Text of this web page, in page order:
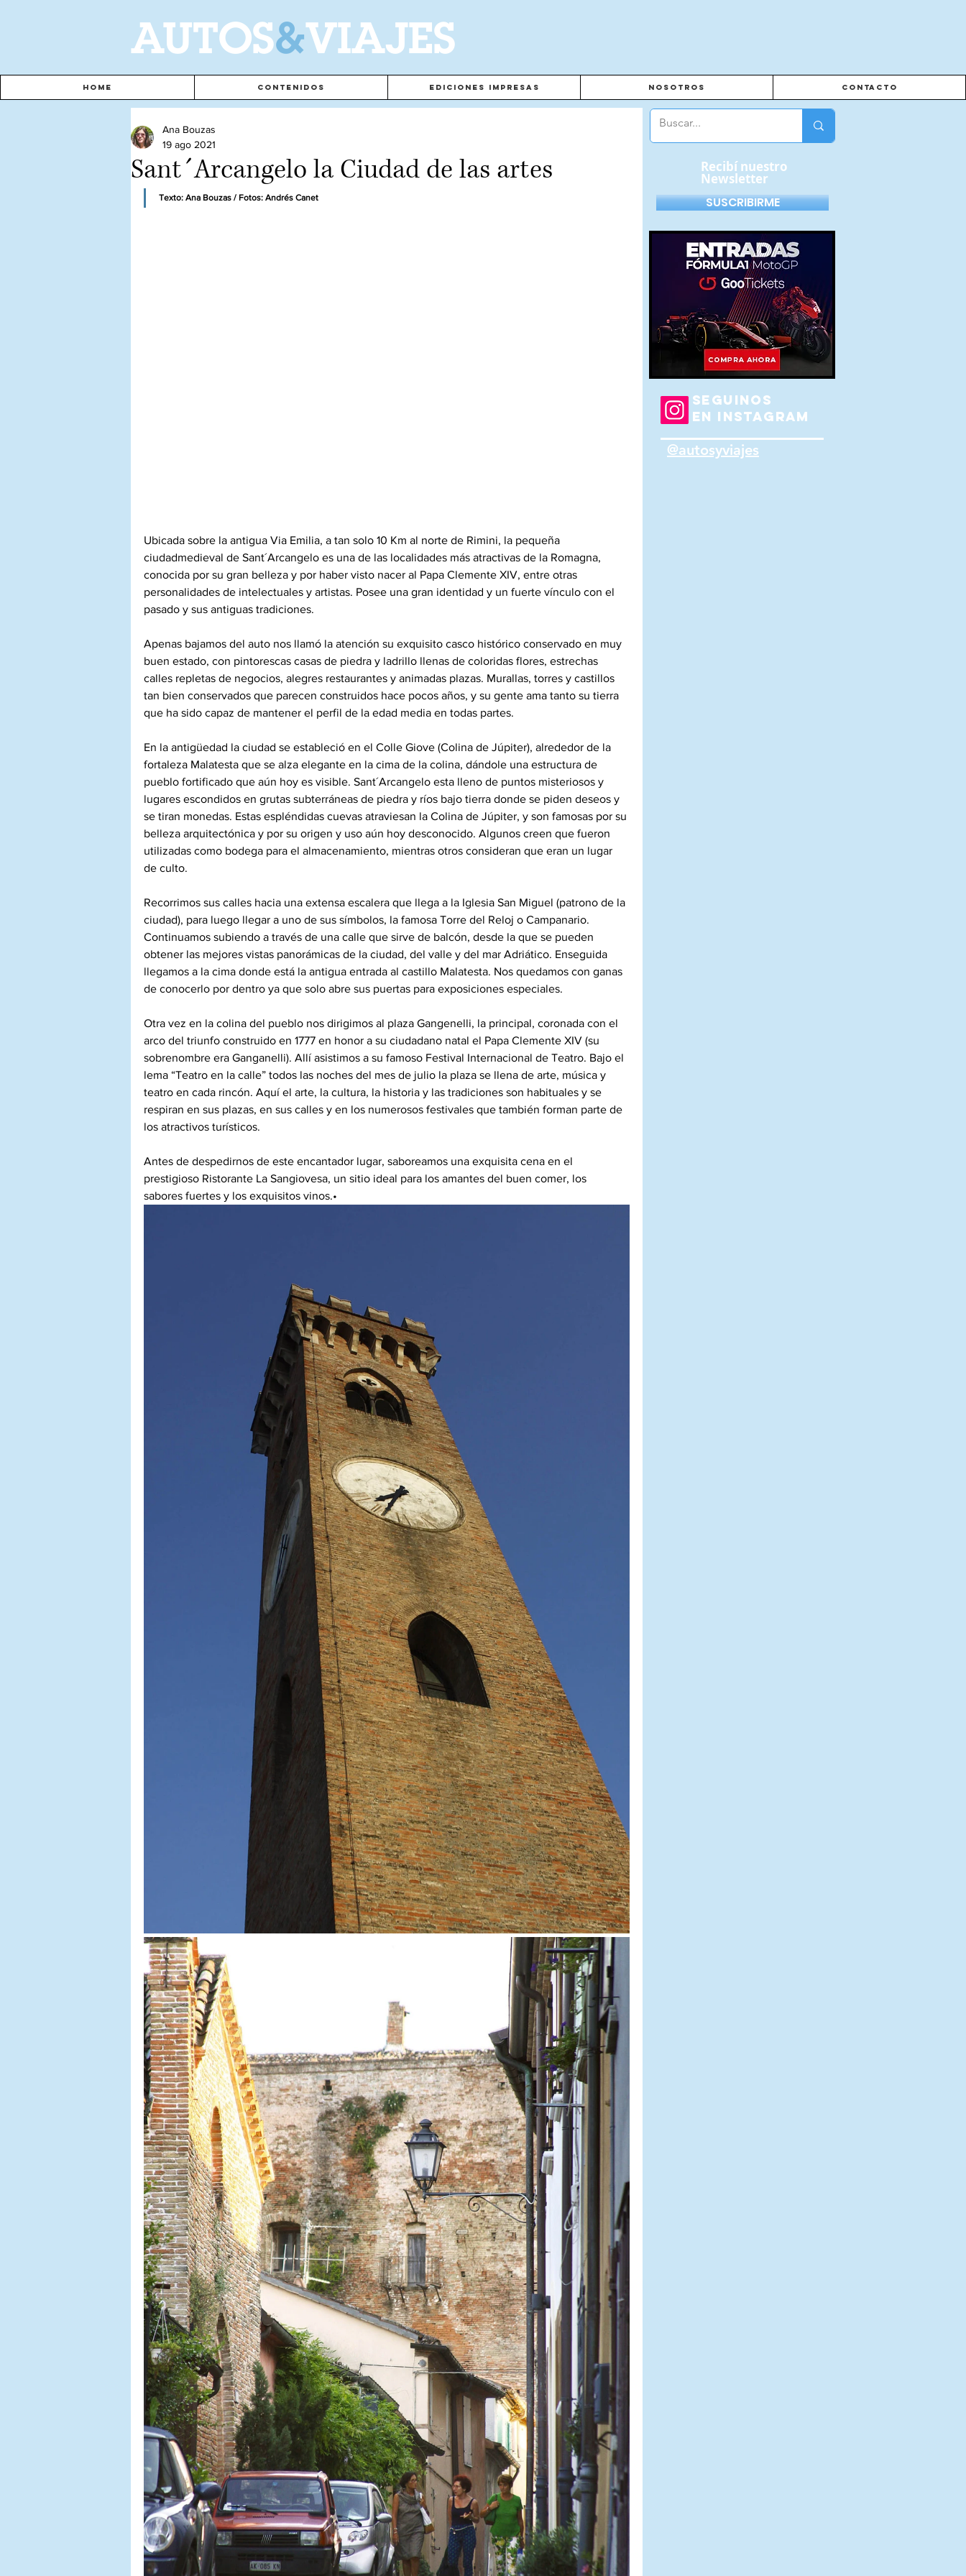
AUTOS&VIAJES
Home Contenidos Ediciones Impresas Nosotros Contacto
Sant´Arcangelo la Ciudad de las artes
Ana Bouzas
19 ago 2021
Texto: Ana Bouzas / Fotos: Andrés Canet
Ubicada sobre la antigua Via Emilia, a tan solo 10 Km al norte de Rimini, la pequeña
ciudadmedieval de Sant´Arcangelo es una de las localidades más atractivas de la Romagna,
conocida por su gran belleza y por haber visto nacer al Papa Clemente XIV, entre otras
personalidades de intelectuales y artistas. Posee una gran identidad y un fuerte vínculo con el
pasado y sus antiguas tradiciones.
Apenas bajamos del auto nos llamó la atención su exquisito casco histórico conservado en muy
buen estado, con pintorescas casas de piedra y ladrillo llenas de coloridas flores, estrechas
calles repletas de negocios, alegres restaurantes y animadas plazas. Murallas, torres y castillos
tan bien conservados que parecen construidos hace pocos años, y su gente ama tanto su tierra
que ha sido capaz de mantener el perfil de la edad media en todas partes.
En la antigüedad la ciudad se estableció en el Colle Giove (Colina de Júpiter), alrededor de la
fortaleza Malatesta que se alza elegante en la cima de la colina, dándole una estructura de
pueblo fortificado que aún hoy es visible. Sant´Arcangelo esta lleno de puntos misteriosos y
lugares escondidos en grutas subterráneas de piedra y ríos bajo tierra donde se piden deseos y
se tiran monedas. Estas espléndidas cuevas atraviesan la Colina de Júpiter, y son famosas por su
belleza arquitectónica y por su origen y uso aún hoy desconocido. Algunos creen que fueron
utilizadas como bodega para el almacenamiento, mientras otros consideran que eran un lugar
de culto.
Recorrimos sus calles hacia una extensa escalera que llega a la Iglesia San Miguel (patrono de la
ciudad), para luego llegar a uno de sus símbolos, la famosa Torre del Reloj o Campanario.
Continuamos subiendo a través de una calle que sirve de balcón, desde la que se pueden
obtener las mejores vistas panorámicas de la ciudad, del valle y del mar Adriático. Enseguida
llegamos a la cima donde está la antigua entrada al castillo Malatesta. Nos quedamos con ganas
de conocerlo por dentro ya que solo abre sus puertas para exposiciones especiales.
Otra vez en la colina del pueblo nos dirigimos al plaza Gangenelli, la principal, coronada con el
arco del triunfo construido en 1777 en honor a su ciudadano natal el Papa Clemente XIV (su
sobrenombre era Ganganelli). Allí asistimos a su famoso Festival Internacional de Teatro. Bajo el
lema “Teatro en la calle” todos las noches del mes de julio la plaza se llena de arte, música y
teatro en cada rincón. Aquí el arte, la cultura, la historia y las tradiciones son habituales y se
respiran en sus plazas, en sus calles y en los numerosos festivales que también forman parte de
los atractivos turísticos.
Antes de despedirnos de este encantador lugar, saboreamos una exquisita cena en el
prestigioso Ristorante La Sangiovesa, un sitio ideal para los amantes del buen comer, los
sabores fuertes y los exquisitos vinos.•
SEGUINOS
EN INSTAGRAM
@autosyviajes
Recibí nuestro
Newsletter
SUSCRIBIRME